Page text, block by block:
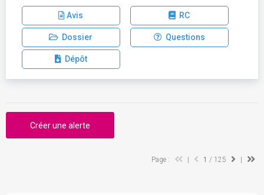
Avis RC
Dossier Questions
Dépôt
Créer une alerte
Page : 1 / 125